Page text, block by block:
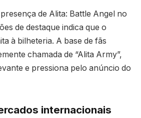
de Alita: Battle Angel no
de destaque indica que o
à bilheteria. A base de fãs
chamada de “Alita Army”,
e pressiona pelo anúncio do
internacionais